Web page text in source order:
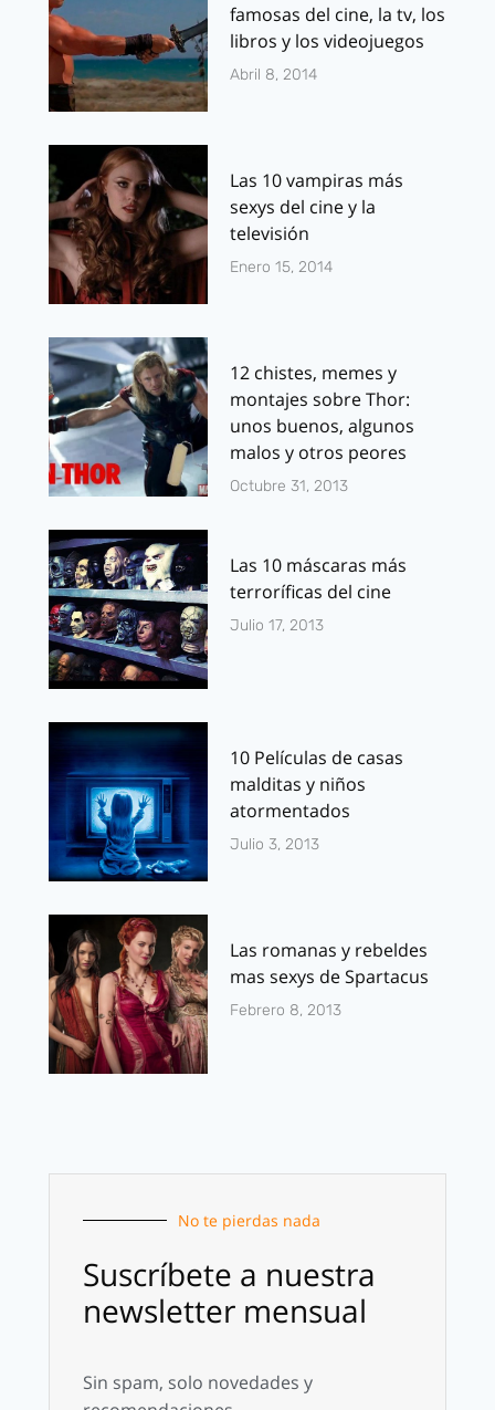
famosas del cine, la tv, los
libros y los videojuegos
Abril 8, 2014
Las 10 vampiras más
sexys del cine y la
televisión
Enero 15, 2014
12 chistes, memes y
montajes sobre Thor:
unos buenos, algunos
malos y otros peores
Octubre 31, 2013
Las 10 máscaras más
terroríficas del cine
Julio 17, 2013
10 Películas de casas
malditas y niños
atormentados
Julio 3, 2013
Las romanas y rebeldes
mas sexys de Spartacus
Febrero 8, 2013
No te pierdas nada
Suscríbete a nuestra
newsletter mensual
Sin spam, solo novedades y